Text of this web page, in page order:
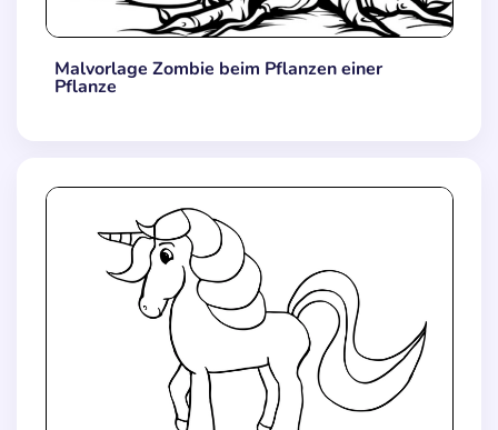
Malvorlage Zombie beim Pflanzen einer
Pflanze